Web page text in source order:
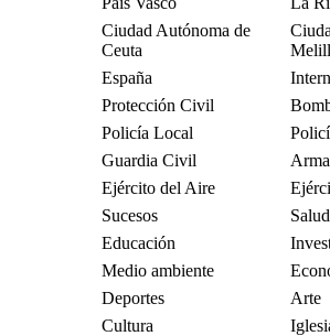
Ciudad Autónoma de
Ceuta
España
Protección Civil
Policía Local
Guardia Civil
Ejército del Aire
Sucesos
Salud
Educación
Medio ambiente
Deportes
Arte
Cultura